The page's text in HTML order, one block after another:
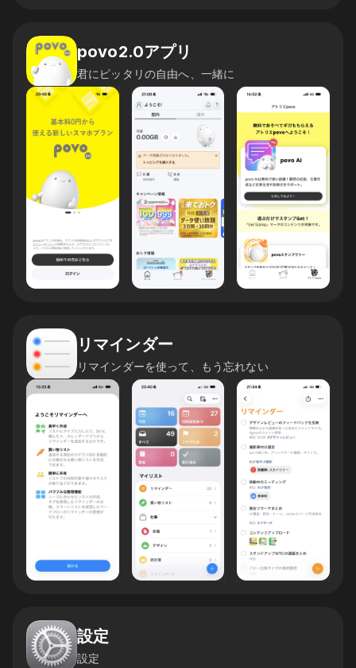
povo2.0アプリ
君にピッタリの自由へ、一緒に
リマインダー
リマインダーを使って、もう忘れない
設定
設定